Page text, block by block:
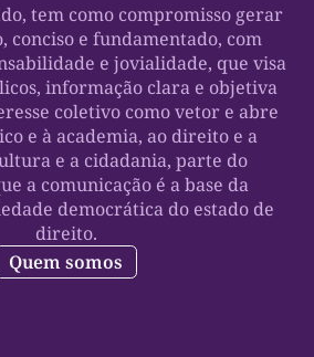
tem como compromisso gerar
conciso e fundamentado, com
e jovialidade, que visa
informação clara e objetiva
coletivo como vetor e abre
e à academia, ao direito e a
e a cidadania, parte do
a comunicação é a base da
democrática do estado de
direito.
Quem somos